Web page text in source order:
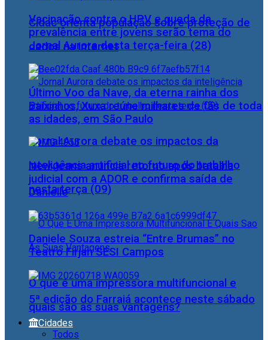
Cidac orienta população sobre proteção de
dados na internet
Jornal Aurora debate os impactos da
inteligência artificial no futuro do trabalho
nesta terça (09)
O que é uma impressora multifuncional e
quais são as suas vantagens?
Vacinação contra o HPV e queda da
prevalência entre jovens serão tema do
Jornal Aurora desta terça-feira (28)
Último Voo da Nave, da eterna rainha dos
Baixinhos, Xuxa reúne milhares de fãs de toda
as idades, em São Paulo
NewJeans anuncia retorno após batalha
judicial com a ADOR e confirma saída de
Danielle
Daniele Souza estreia “Entre Brumas” no
Teatro Firjan SESI Campos
5ª edição do Farraiá acontece neste sábado
Cidades
Todos